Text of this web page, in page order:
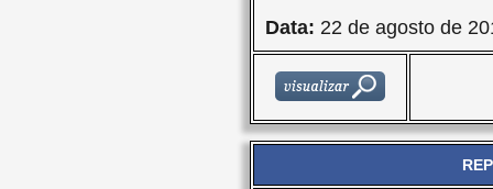
Data: 22 de agosto de